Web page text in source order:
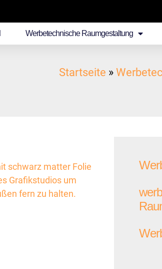
Werbetechnische Raumgestaltung
Startseite »